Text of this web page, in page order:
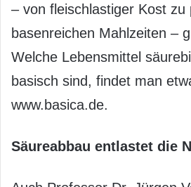
– von fleischlastiger Kost zu
basenreichen Mahlzeiten –
Welche Lebensmittel
basisch sind, findet man
www.basica.de.
Säureabbau entlastet die